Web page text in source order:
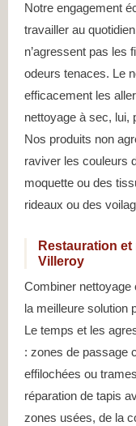
Notre engagement
travailler au
n’agressent pas les
odeurs tenaces. Le
efficacement les
nettoyage à sec, lui,
Nos produits non
raviver les couleurs
moquette ou des
rideaux ou des
Restauration
Villeroy
Combiner nettoyage
la meilleure solution
Le temps et les
: zones de passage
effilochées ou
réparation de tapis
zones usées, de la